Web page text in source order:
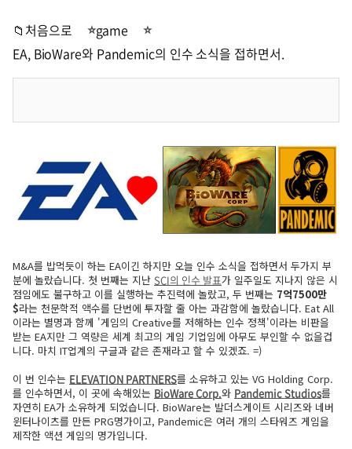
📁처음으로
game
EA, BioWare와 Pandemic의 인수 소식을 접하면서.
M&A를 밥먹듯이 하는 EA이긴 하지만 오늘 인수 소식을 접하면서 두가지 부
분에 놀랐습니다. 첫 번째는 지난 SCI의 인수 발표가 일주일도 지나지 않은 시
점임에도 불구하고 이를 실행하는 추진력에 놀랐고, 두 번째는 7억7500만
$라는 천문학적 액수를 단번에 투자할 줄 아는 과감함에 놀랐습니다. Eat All
이라는 별명과 함께 '게임의 Creative를 저해하는 인수 정책'이라는 비판을
받는 EA지만 그 역량은 세계 최고의 게임 기업임에 아무도 부인할 수 없을겁
니다. 마치 IT업계의 구글과 같은 존재라고 할 수 있겠죠. =)
이 번 인수는 ELEVATION PARTNERS를 소유하고 있는 VG Holding Corp.
를 인수하면서, 이 곳에 속해있는 BioWare Corp. 와 Pandemic Studios를
자연히 EA가 소유하게 되었습니다. BioWare는 발더스게이트 시리즈와 네버
윈터나이츠를 만든 PRG명가이고, Pandemic은 여러 개의 스타워즈 게임을
제작한 액션 게임의 명가입니다.